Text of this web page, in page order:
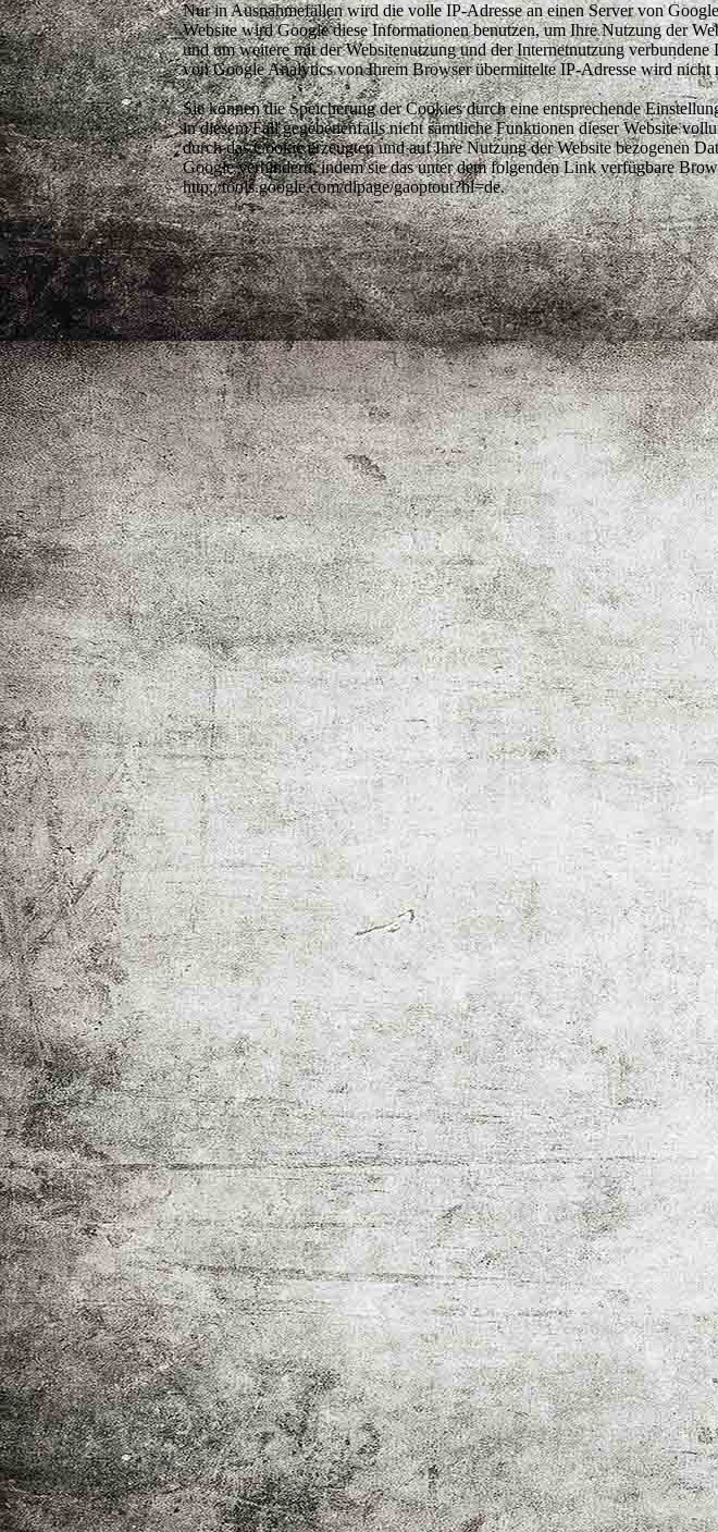
Nur in Ausnahmefällen wird die volle IP-Adresse an einen Server von
Website wird Google diese Informationen benutzen, um Ihre Nutzung der
und um weitere mit der Websitenutzung und der Internetnutzung
von Google Analytics von Ihrem Browser übermittelte IP-Adresse wird nicht
Sie können die Speicherung der Cookies durch eine entsprechende
in diesem Fall gegebenenfalls nicht sämtliche Funktionen dieser Website
durch das Cookie erzeugten und auf Ihre Nutzung der Website bezogenen
Google verhindern, indem sie das unter dem folgenden Link verfügbare
http://tools.google.com/dlpage/gaoptout?hl=de.